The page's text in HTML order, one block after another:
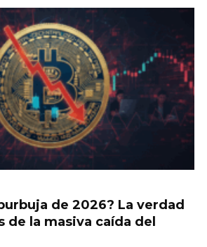
de 2026? La verdad
de la masiva caída del